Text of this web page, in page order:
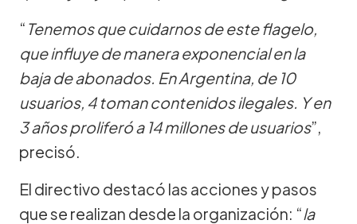
“ Tenemos que cuidarnos de este flagelo,
que influye de manera exponencial en la
baja de abonados. En Argentina, de 10
usuarios, 4 toman contenidos ilegales. Y en
3 años proliferó a 14 millones de usuarios”,
precisó.
El directivo destacó las acciones y pasos
que se realizan desde la organización: “la